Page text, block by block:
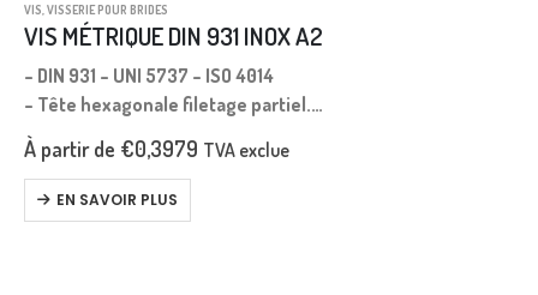
VIS VISSERIE POUR BRIDES
VIS MÉTRIQUE DIN 931 INOX A2
– DIN 931 – UNI 5737 – ISO 4014
– Tête hexagonale filetage partiel.
– Filetage métrique.
– Pas gros.
– Longueur mesurée sous tête.
À partir de €0,3979 TVA exclue
EN SAVOIR PLUS